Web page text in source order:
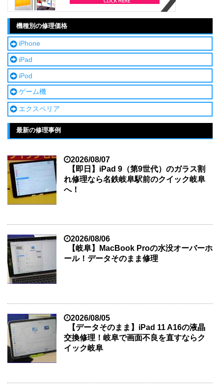
機種別の修理価格
iPhone
iPad
iPod
ゲーム機
エクスペリア
最新の修理事例
2026/08/07
【即日】iPad 9（第9世代）のガラス割
れ修理なら名鉄岐阜駅前のクイック岐阜
へ！
2026/08/06
【岐阜】MacBook Proの水没オーバーホ
ール！データそのまま修理
2026/08/05
【データそのまま】iPad 11 A16の液晶
交換修理！岐阜で画面不良を直すならク
イック岐阜